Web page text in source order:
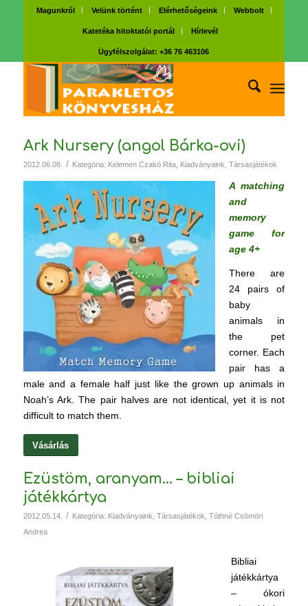
Magunkról Velünk történt Elérhetőségeink Webbolt
Katetéka hitoktatói portál Hírlevél
Ügyfélszolgálat: +36 76 463106
Ark Nursery (angol Bárka-ovi)
2012.06.08. / Kategória: Kelemen Czakó Rita, Kiadványaink Társasjátékok
A matching
and
memory
game for
age 4+
There are
24 pairs of
baby
animals in
the pet
corner. Each
pair has a
male and a female half just like the grown up animals in
Noah’s Ark. The pair halves are not identical, yet it is not
difficult to match them.
Vásárlás
Ezüstöm, aranyam… – bibliai
játékkártya
2012.05.14. / Kategória: Kiadványaink Társasjátékok Tóthné Csömöri
Andrea
Bibliai
játékkártya
– ókori